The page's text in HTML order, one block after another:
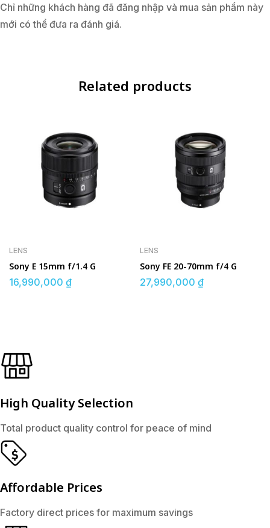
Chỉ những khách hàng đã đăng nhập và mua sản phẩm này
mới có thể đưa ra đánh giá.
Related products
LENS
Sony E 15mm f/1.4 G
16,990,000 ₫
LENS
Sony FE 20-70mm f/4 G
27,990,000 ₫
High Quality Selection
Total product quality control for peace of mind
Affordable Prices
Factory direct prices for maximum savings